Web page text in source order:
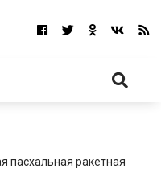
пасхальная ракетная